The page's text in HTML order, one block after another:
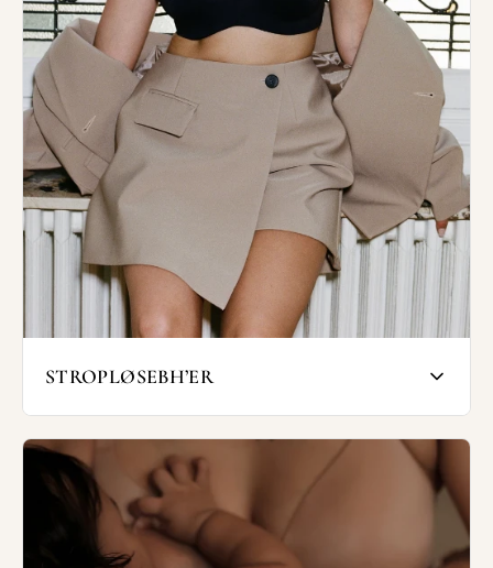
med lidt og meget fyld samt modeller med
udtagelige puder, så du kan tilpasse bh'en
til forskellige outfits.
De fleste push-up bh'er fås i trekvartskål
med skrå udskæring og push halvt fra siden
og halvt fra bunden. Vi har også balconette-
modeller hvor push-effekten kommer fra
puder under barmen.
Den første model er bedst til at skabe
ekstra kavalergang, da den skubber barmen
sammen fra siden.
SHOP PUSH-UP BH'ER
STROPLØSEBH’ER
derfor særlig god at have i garderoben, hvis
du gerne vil have en stropløs top på - eller
en kjole med særlige udskæringer ved hals
og skuldre - uden at vise dit lingeri neden